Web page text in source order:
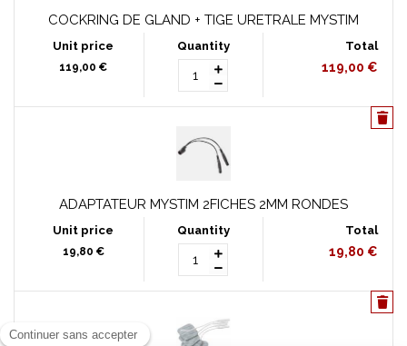
COCKRING DE GLAND + TIGE URETRALE MYSTIM
119,00 € 119,00 €
ADAPTATEUR MYSTIM 2FICHES 2MM RONDES
19,80 € 19,80 €